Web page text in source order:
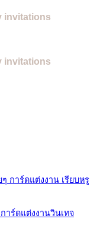
invitations
invitations